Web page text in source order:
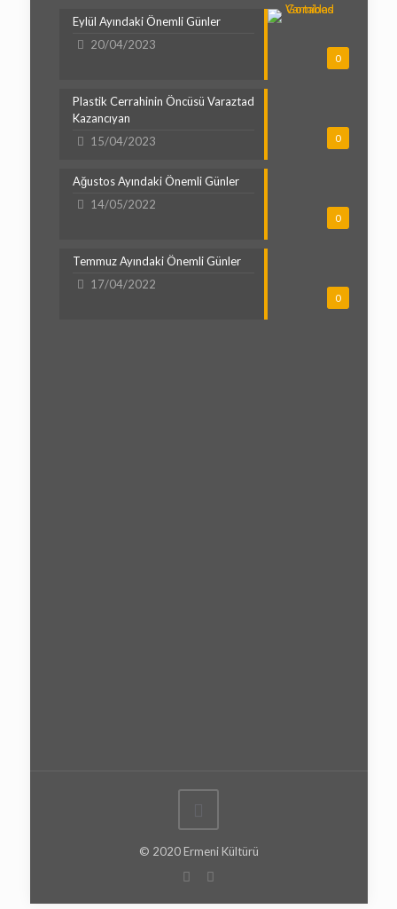
0
Eylül Ayındaki Önemli Günler
20/04/2023
0
Plastik Cerrahinin Öncüsü Varaztad
Kazancıyan
15/04/2023
0
Ağustos Ayındaki Önemli Günler
14/05/2022
0
Temmuz Ayındaki Önemli Günler
17/04/2022
© 2020 Ermeni Kültürü